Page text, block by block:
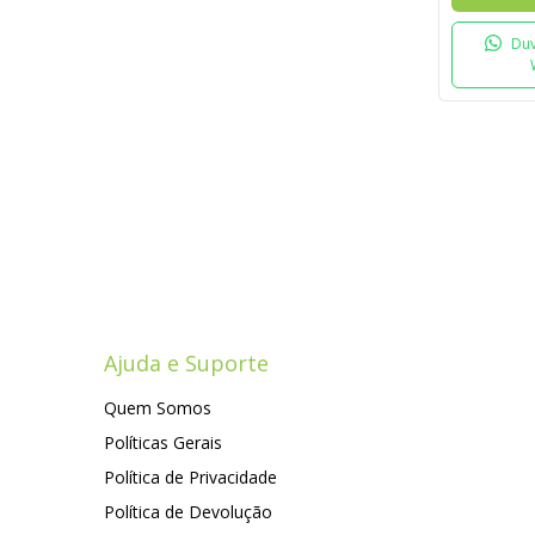
Ajuda e Suporte
Quem Somos
Políticas Gerais
Política de Privacidade
Política de Devolução